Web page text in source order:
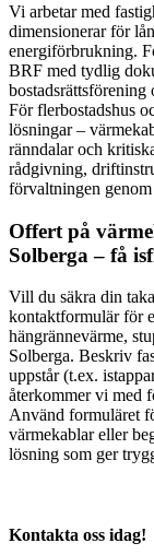
Vi arbetar med
dimensionerar för
energiförbrukning.
BRF med tydlig
För flerbostadshus
lösningar –
ränndalar och
rådgivning,
förvaltningen
Offert på
Solberga – få
Vill du säkra din
kontaktformulär för
hängrännevärme,
Solberga. Beskriv
uppstår (t.ex.
återkommer vi med
Använd formuläret
värmekablar eller
lösning som ger
Kontakta oss idag!